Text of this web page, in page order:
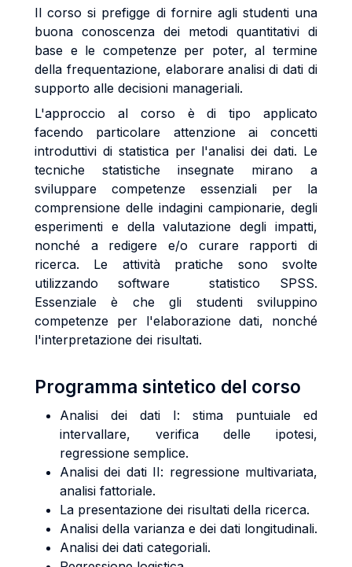
Il corso si prefigge di fornire agli studenti una
buona conoscenza dei metodi quantitativi di
base e le competenze per poter, al termine
della frequentazione, elaborare analisi di dati di
supporto alle decisioni manageriali.
L'approccio al corso è di tipo applicato
facendo particolare attenzione ai concetti
introduttivi di statistica per l'analisi dei dati. Le
tecniche statistiche insegnate mirano a
sviluppare competenze essenziali per la
comprensione delle indagini campionarie, degli
esperimenti e della valutazione degli impatti,
nonché a redigere e/o curare rapporti di
ricerca. Le attività pratiche sono svolte
utilizzando software statistico SPSS.
Essenziale è che gli studenti sviluppino
competenze per l'elaborazione dati, nonché
l'interpretazione dei risultati.
Programma sintetico del corso
Analisi dei dati I: stima puntuiale ed
intervallare, verifica delle ipotesi,
regressione semplice.
Analisi dei dati II: regressione multivariata,
analisi fattoriale.
La presentazione dei risultati della ricerca.
Analisi della varianza e dei dati longitudinali.
Analisi dei dati categoriali.